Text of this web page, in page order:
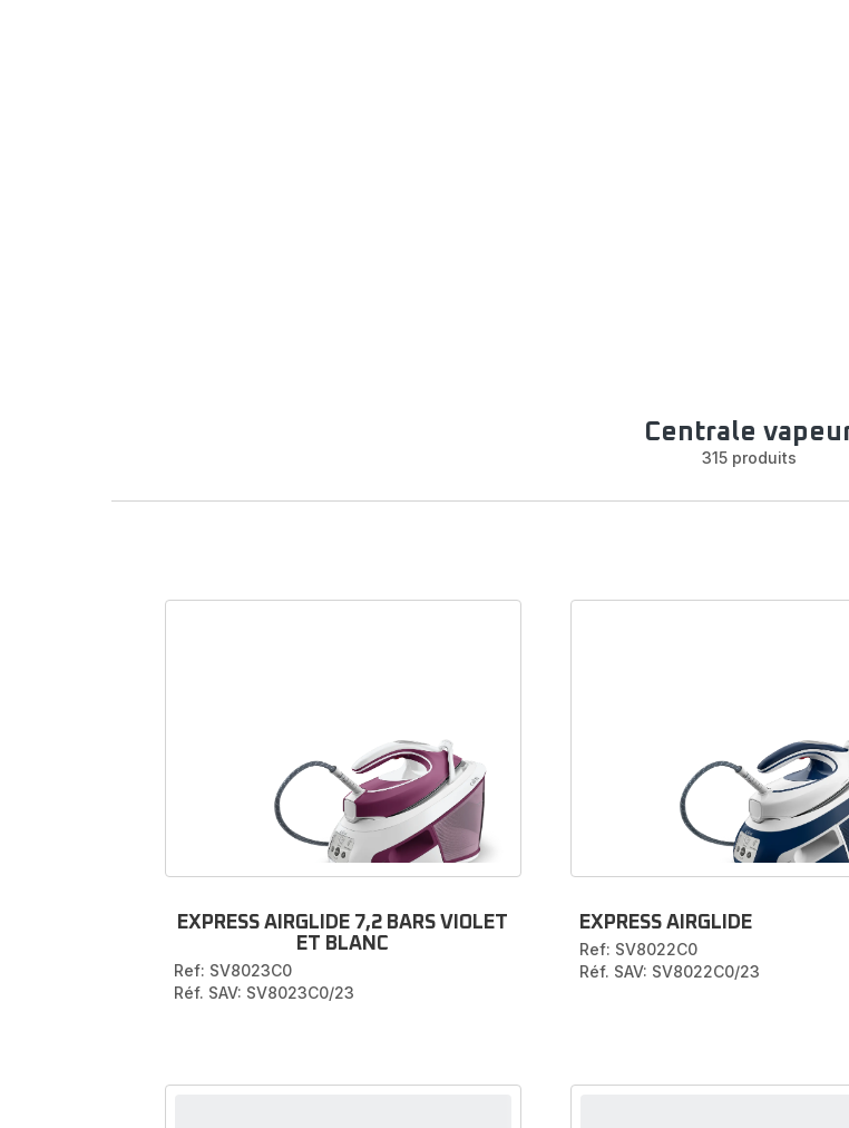
Découvrez toute la gamme d'accessoires et
sélectionnant le modèle de votre appareil dans le
commande en ligne facilement, rapidement et de
boutique officielle.
Centrale
315 produits
EXPRESS AIRGLIDE 7,2 BARS VIOLET
ET BLANC
Ref: SV8023C0
Réf. SAV: SV8023C0/23
EXPRESS AIRGLIDE
Ref: SV8022C0
Réf. SAV: SV8022C0/23